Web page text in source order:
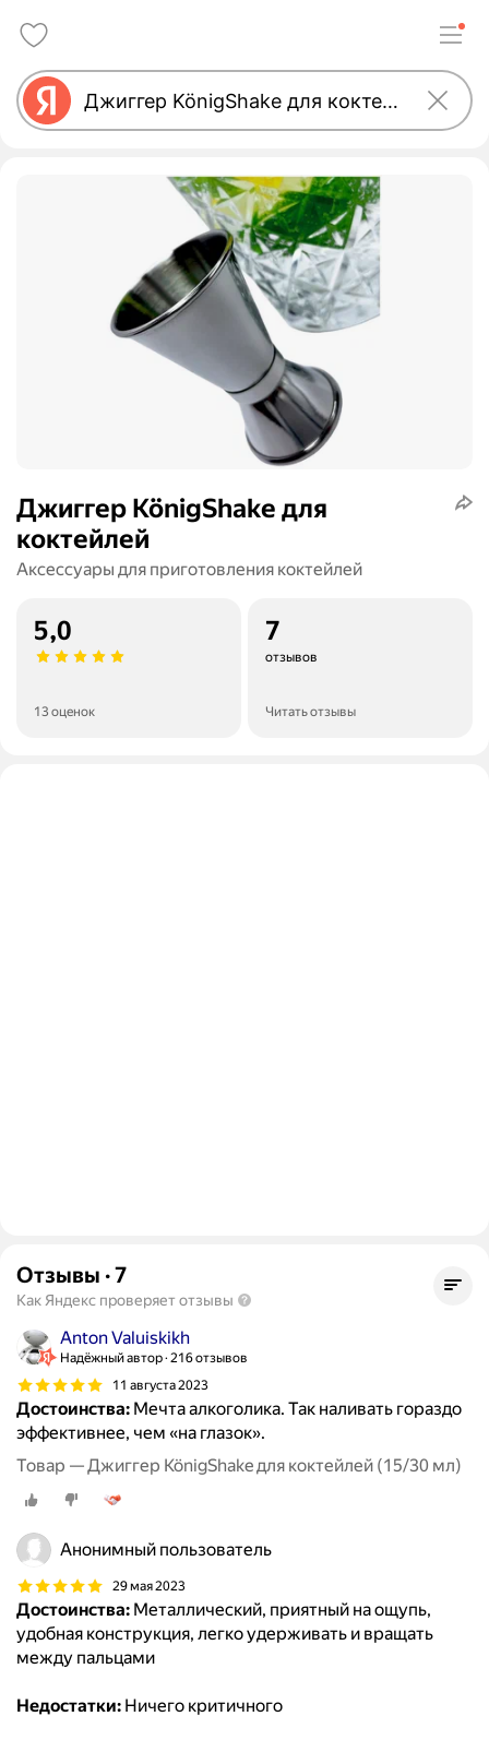
Джиггер KönigShake для
коктейлей
Аксессуары для приготовления коктейлей
5,0
13 оценок
7
отзывов
Читать отзывы
Отзывы ·7
Как Яндекс проверяет отзывы
Anton Valuiskikh
Надёжный автор 216 отзывов
11 августа 2023
Достоинства: Мечта алкоголика. Так наливать гораздо
эффективнее, чем «на глазок».
Товар — Джиггер KönigShake для коктейлей (15/30 мл)
Анонимный пользователь
29 мая 2023
Достоинства: Металлический, приятный на ощупь,
удобная конструкция, легко удерживать и вращать
между пальцами
Недостатки: Ничего критичного